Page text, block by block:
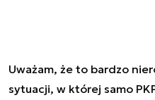
Uważam, że to bardzo
sytuacji, w której samo